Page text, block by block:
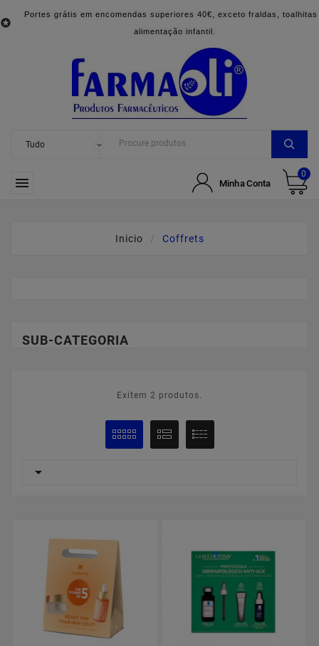

Portes grátis em encomendas superiores 40€, exceto fraldas, toalhitas
alimentação infantil.
 Minha Conta
0
Inicio Coffrets
SUB-CATEGORIA
Exitem 2 produtos.
